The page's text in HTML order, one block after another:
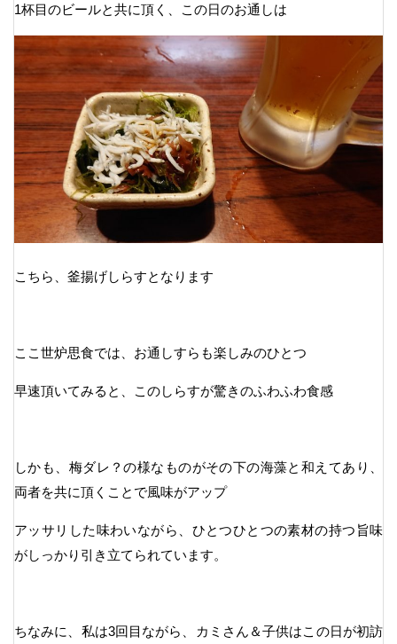
1杯目のビールと共に頂く、この日のお通しは
こちら、釜揚げしらすとなります
ここ世炉思食では、お通しすらも楽しみのひとつ
早速頂いてみると、このしらすが驚きのふわふわ食感
しかも、梅ダレ？の様なものがその下の海藻と和えてあり、
両者を共に頂くことで風味がアップ
アッサリした味わいながら、ひとつひとつの素材の持つ旨味
がしっかり引き立てられています。
ちなみに、私は3回目ながら、カミさん＆子供はこの日が初訪